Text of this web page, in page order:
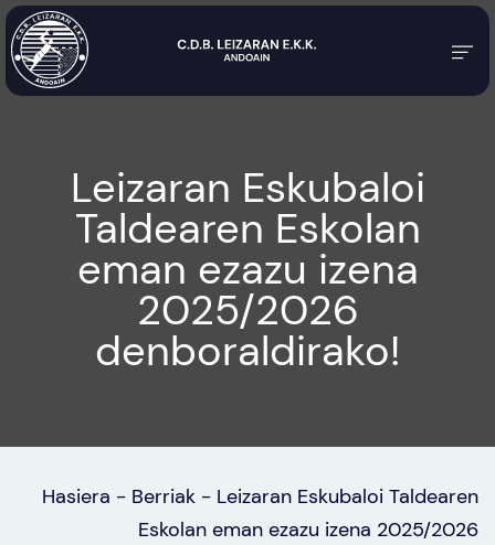
Leizaran Eskubaloi
Taldearen Eskolan
eman ezazu izena
2025/2026
denboraldirako!
Hasiera - Berriak - Leizaran Eskubaloi Taldearen
Eskolan eman ezazu izena 2025/2026